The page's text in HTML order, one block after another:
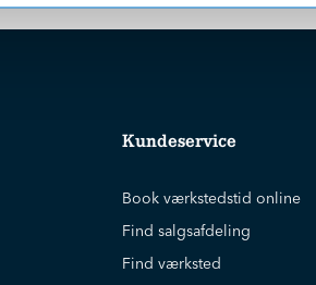
Kundeservice
Book værkstedstid online
Find salgsafdeling
Find værksted